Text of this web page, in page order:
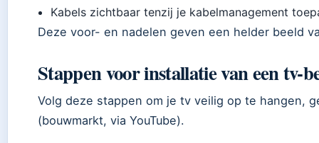
Kabels zichtbaar tenzij je kabelmanagement
Deze voor- en nadelen geven een helder beeld
Stappen voor installatie van een tv-
Volg deze stappen om je tv veilig op te hangen,
(bouwmarkt, via YouTube).